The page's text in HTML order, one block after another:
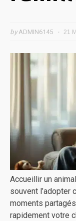
byADMIN6145 21
Accueillir un
souvent l’adopter
moments
rapidement votre